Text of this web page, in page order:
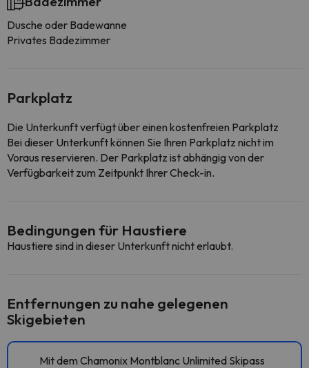
Dusche oder Badewanne
Privates Badezimmer
Parkplatz
Die Unterkunft verfügt über einen kostenfreien Parkplatz
Bei dieser Unterkunft können Sie Ihren Parkplatz nicht im
Voraus reservieren. Der Parkplatz ist abhängig von der
Verfügbarkeit zum Zeitpunkt Ihrer Check-in.
Bedingungen für Haustiere
Haustiere sind in dieser Unterkunft nicht erlaubt.
Entfernungen zu nahe gelegenen
Skigebieten
Mit dem Chamonix Montblanc Unlimited Skipass